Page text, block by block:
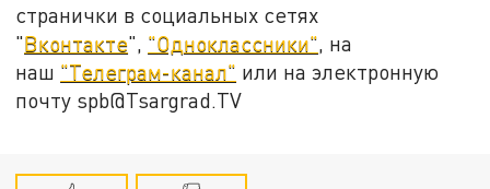
странички в социальных сетях
"Вконтакте", "Одноклассники" , на
наш "Телеграм-канал" или на электронную
почту spb@Tsargrad.TV